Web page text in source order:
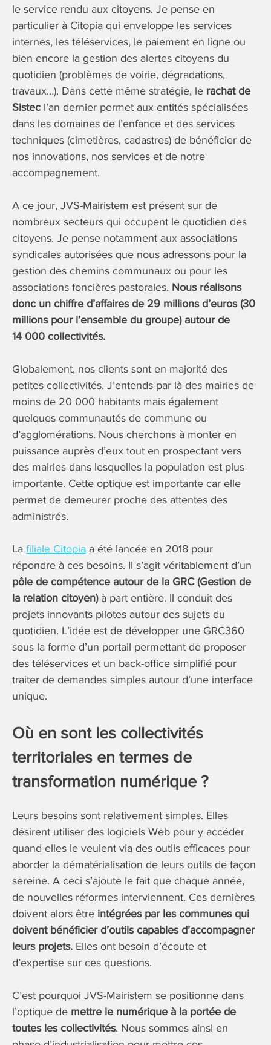
le service rendu aux citoyens. Je pense en
particulier à Citopia qui enveloppe les services
internes, les téléservices, le paiement en ligne ou
bien encore la gestion des alertes citoyens du
quotidien (problèmes de voirie, dégradations,
travaux…). Dans cette même stratégie, le rachat de
Sistec l’an dernier permet aux entités spécialisées
dans les domaines de l’enfance et des services
techniques (cimetières, cadastres) de bénéficier de
nos innovations, nos services et de notre
accompagnement.
A ce jour, JVS-Mairistem est présent sur de
nombreux secteurs qui occupent le quotidien des
citoyens. Je pense notamment aux associations
syndicales autorisées que nous adressons pour la
gestion des chemins communaux ou pour les
associations foncières pastorales. Nous réalisons
donc un chiffre d’affaires de 29 millions d’euros (30
millions pour l’ensemble du groupe) autour de
14 000 collectivités.
Globalement, nos clients sont en majorité des
petites collectivités. J’entends par là des mairies de
moins de 20 000 habitants mais également
quelques communautés de commune ou
d’agglomérations. Nous cherchons à monter en
puissance auprès d’eux tout en prospectant vers
des mairies dans lesquelles la population est plus
importante. Cette optique est importante car elle
permet de demeurer proche des attentes des
administrés.
La filiale Citopia a été lancée en 2018 pour
répondre à ces besoins. Il s’agit véritablement d’un
pôle de compétence autour de la GRC (Gestion de
la relation citoyen)à part entière. Il conduit des
projets innovants pilotes autour des sujets du
quotidien. L’idée est de développer une GRC360
sous la forme d’un portail permettant de proposer
des téléservices et un back-office simplifié pour
traiter de demandes simples autour d’une interface
unique.
Où en sont les collectivités
territoriales en termes de
transformation numérique ?
Leurs besoins sont relativement simples. Elles
désirent utiliser des logiciels Web pour y accéder
quand elles le veulent via des outils efficaces pour
aborder la dématérialisation de leurs outils de façon
sereine. A ceci s’ajoute le fait que chaque année,
de nouvelles réformes interviennent. Ces dernières
doivent alors être intégrées par les communes qui
doivent bénéficier d’outils capables d’accompagner
leurs projets. Elles ont besoin d’écoute et
d’expertise sur ces questions.
C’est pourquoi JVS-Mairistem se positionne dans
l’optique de mettre le numérique à la portée de
toutes les collectivités. Nous sommes ainsi en